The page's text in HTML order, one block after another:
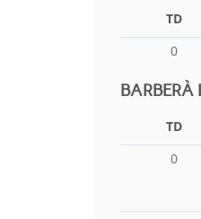
TD
0
BARBERÀ
TD
0